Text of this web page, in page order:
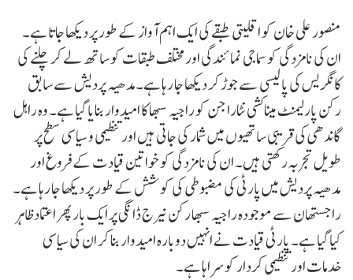
منصور علی خان کو اقلیتی طبقے کی ایک اہم آواز کے طور پر دیکھا جاتا ہے۔
ان کی نامزدگی کو سماجی نمائندگی اور مختلف طبقات کو ساتھ لے کر چلنے کی
کانگریس کی پالیسی سے جوڑ کر دیکھا جا رہا ہے۔مدھیہ پردیش سے سابق
رکن پارلیمنٹ میناکشی نٹاراجن کو راجیہ سبھا کا امیدوار بنایا گیا ہے۔ وہ راہل
گاندھی کی قریبی ساتھیوں میں شمار کی جاتی ہیں اور تنظیمی و سیاسی سطح پر
طویل تجربہ رکھتی ہیں۔ ان کی نامزدگی کو خواتین قیادت کے فروغ اور
مدھیہ پردیش میں پارٹی کی مضبوطی کی کوشش کے طور پر دیکھا جا رہا ہے۔
راجستھان سے موجودہ راجیہ سبھا رکن نیرج ڈانگی پر ایک بار پھر اعتماد ظاہر
کیا گیا ہے۔ پارٹی قیادت نے انہیں دوبارہ امیدوار بنا کر ان کی سیاسی
خدمات اور تنظیمی کردار کو سراہا ہے۔